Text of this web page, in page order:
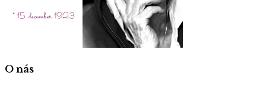
O nás